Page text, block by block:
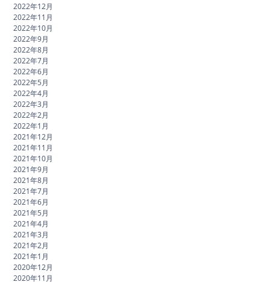
2022年12月
2022年11月
2022年10月
2022年9月
2022年8月
2022年7月
2022年6月
2022年5月
2022年4月
2022年3月
2022年2月
2022年1月
2021年12月
2021年11月
2021年10月
2021年9月
2021年8月
2021年7月
2021年6月
2021年5月
2021年4月
2021年3月
2021年2月
2021年1月
2020年12月
2020年11月